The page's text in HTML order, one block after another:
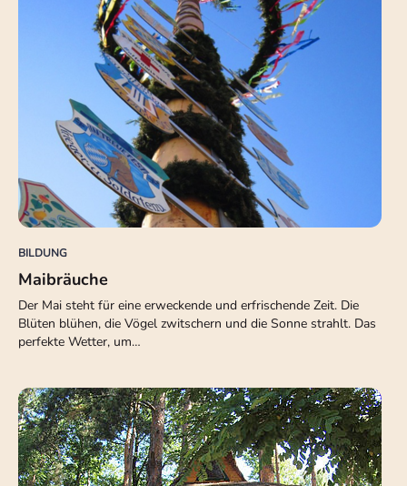
BILDUNG
Maibräuche
Der Mai steht für eine erweckende und erfrischende Zeit. Die
Blüten blühen, die Vögel zwitschern und die Sonne strahlt. Das
perfekte Wetter, um…